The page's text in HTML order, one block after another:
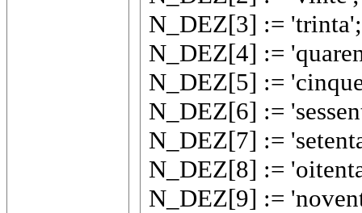
N_DEZ[3] := 'trinta';
N_DEZ[4] :=
N_DEZ[5] :=
N_DEZ[6] :=
N_DEZ[7] :=
N_DEZ[8] :=
N_DEZ[9] :=